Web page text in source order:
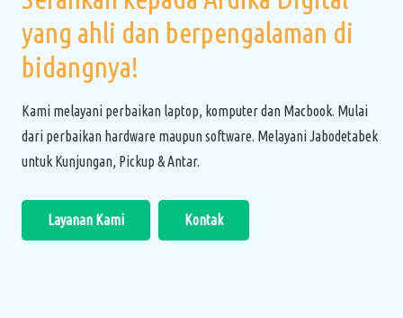
yang ahli dan berpengalaman di
bidangnya!
Kami melayani perbaikan laptop, komputer dan Macbook. Mulai
dari perbaikan hardware maupun software. Melayani Jabodetabek
untuk Kunjungan, Pickup & Antar.
Layanan Kami Kontak